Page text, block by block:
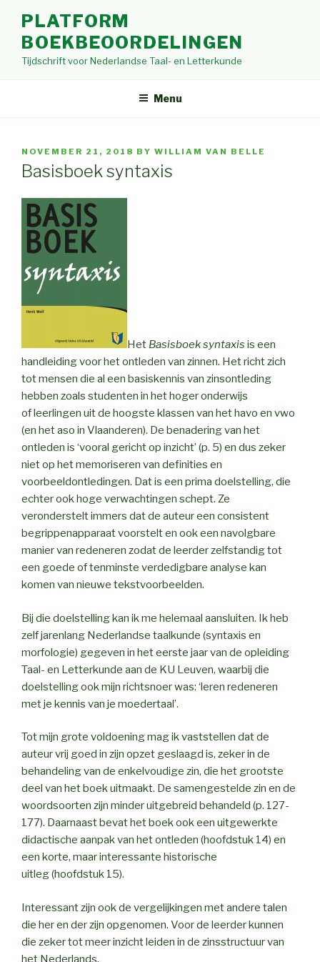
content
PLATFORM
BOEKBEOORDELINGEN
Tijdschrift voor Nederlandse Taal- en Letterkunde
Menu
POSTED
ON
NOVEMBER 21, 2018 BY WILLIAM VAN BELLE
Basisboek syntaxis
Het Basisboek syntaxis is een
handleiding voor het ontleden van zinnen. Het richt zich
tot mensen die al een basiskennis van zinsontleding
hebben zoals studenten in het hoger onderwijs
of leerlingen uit de hoogste klassen van het havo en vwo
(en het aso in Vlaanderen). De benadering van het
ontleden is ‘vooral gericht op inzicht’ (p. 5) en dus zeker
niet op het memoriseren van definities en
voorbeeldontledingen. Dat is een prima doelstelling, die
echter ook hoge verwachtingen schept. Ze
veronderstelt immers dat de auteur een consistent
begrippenapparaat voorstelt en ook een navolgbare
manier van redeneren zodat de leerder zelfstandig tot
een goede of tenminste verdedigbare analyse kan
komen van nieuwe tekstvoorbeelden.
Bij die doelstelling kan ik me helemaal aansluiten. Ik heb
zelf jarenlang Nederlandse taalkunde (syntaxis en
morfologie) gegeven in het eerste jaar van de opleiding
Taal- en Letterkunde aan de KU Leuven, waarbij die
doelstelling ook mijn richtsnoer was: ‘leren redeneren
met je kennis van je moedertaal’.
Tot mijn grote voldoening mag ik vaststellen dat de
auteur vrij goed in zijn opzet geslaagd is, zeker in de
behandeling van de enkelvoudige zin, die het grootste
deel van het boek uitmaakt. De samengestelde zin en de
woordsoorten zijn minder uitgebreid behandeld (p. 127-
177). Daarnaast bevat het boek ook een uitgewerkte
didactische aanpak van het ontleden (hoofdstuk 14) en
een korte, maar interessante historische
uitleg (hoofdstuk 15).
Interessant zijn ook de vergelijkingen met andere talen
die her en der zijn opgenomen. Voor de leerder kunnen
die zeker tot meer inzicht leiden in de zinsstructuur van
het Nederlands.